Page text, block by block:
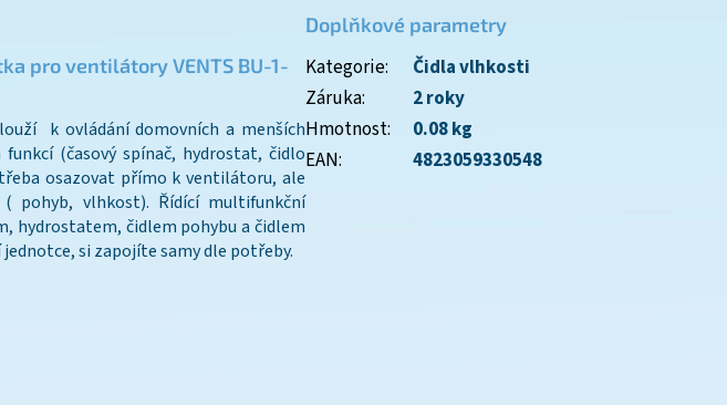
pro ventilátory VENTS BU-1-
k ovládání domovních a menších
(časový spínač, hydrostat, čidlo
osazovat přímo k ventilátoru, ale
vlhkost). Řídící multifunkční
hydrostatem, čidlem pohybu a čidlem
si zapojíte samy dle potřeby.
Doplňkové parametry
Kategorie:
Čidla vlhkosti
Záruka:
2 roky
Hmotnost:
0.08 kg
EAN: 4823059330548